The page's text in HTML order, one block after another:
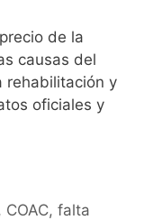
de la
causas del
rehabilitación y
oficiales y
, COAC,falta